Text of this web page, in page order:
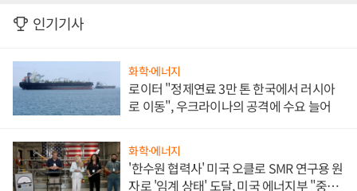
인기기사
화학·에너지
로이터 "정제연료 3만 톤 한국에서 러시아
로 이동", 우크라이나의 공격에 수요 늘어
화학·에너지
'한수원 협력사' 미국 오클로 SMR 연구용 원
자로 '임계 상태' 도달, 미국 에너지부 "중요